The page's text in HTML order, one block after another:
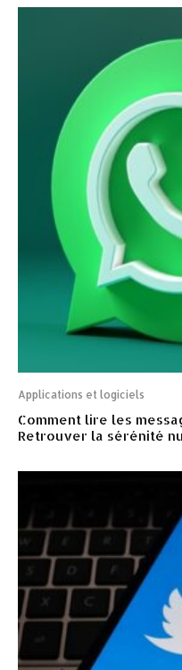
Applications et logiciels
Comment lire les
Retrouver la sérénité